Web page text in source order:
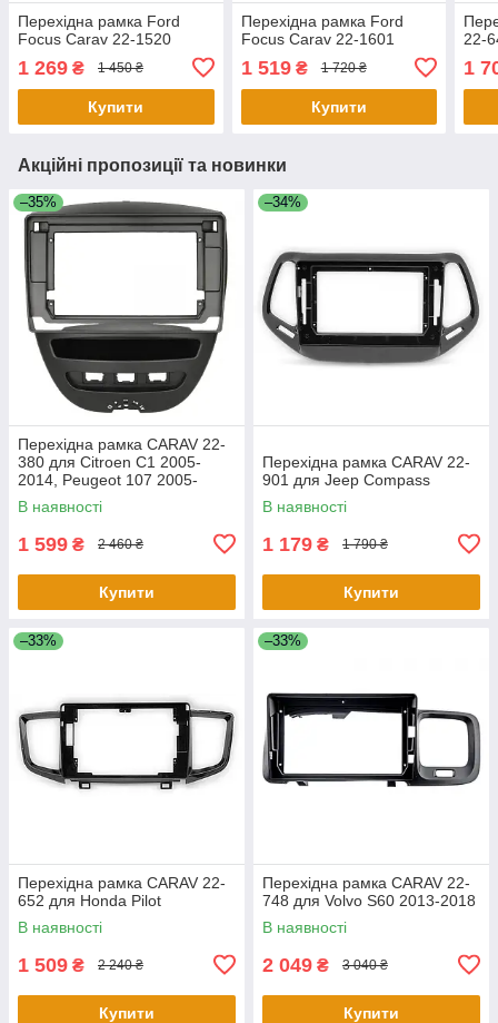
Перехідна рамка Ford
Focus Carav 22-1520
1 269 ₴ 1 450 ₴
Купити
Перехідна рамка Ford
Focus Carav 22-1601
1 519₴ 1 720 ₴
Купити
22-
1
Акційні пропозиції та новинки
–35%
Перехідна рамка CARAV 22-
380 для Citroen C1 2005-
2014, Peugeot 107 2005-
2014, Toyota Aygo 2005-2014
В наявності
1 599 ₴ 2 460 ₴
Купити
–34%
Перехідна рамка CARAV 22-
901 для Jeep Compass
В наявності
1 179 ₴ 1 790 ₴
Купити
–33%
Перехідна рамка CARAV 22-
652 для Honda Pilot
В наявності
1 509 ₴ 2 240 ₴
Купити
–33%
Перехідна рамка CARAV 22-
748 для Volvo S60 2013-2018
В наявності
2 049 ₴ 3 040 ₴
Купити